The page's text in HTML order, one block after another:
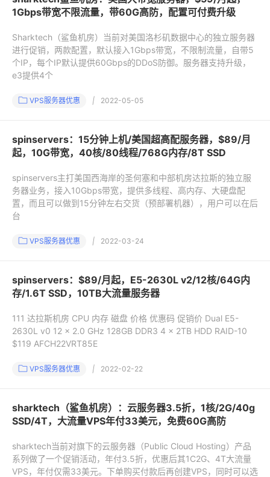
1Gbps带宽不限流量，带60G高防，配置可付费升级
Sharktech（鲨鱼机房）当前对美国洛杉矶数据中心的独立服务器
进行促销，两款配置，默认接入1Gbps带宽，不限制流量，自带5
个IP，每个IP默认提供60Gbps的DDoS防御。服务器支持升级，
e3提供4个
VPS服务器优惠 | 2022-05-05
spinservers：15分钟上机/美国超高配服务器，$89/月
起，10G带宽，40核/80线程/768G内存/8T SSD
spinservers主打美国西海岸的圣何塞和中部机房达拉斯的独立服
务器业务，接入10Gbps带宽，提供多线程、高内存、大硬盘配
置，而且可以做到15分钟左右交货（预部署机器），用户可以在后
台
VPS服务器优惠 | 2022-03-24
spinservers：$89/月起，E5-2630L v2/12核/64G内
存/1.6T SSD，10TB大流量服务器
111 达拉斯机房 CPU 内存 磁盘 价格 优惠码 促销价 Dual E5-
2630L v0 12 x 2.0 GHz 128GB DDR3 4 x 2TB HDD RAID-10
$119 AFCH22VRT85E
VPS服务器优惠 | 2022-02-22
sharktech（鲨鱼机房）：云服务器3.5折，1核/2G/40g
SSD/4T，大流量VPS年付33美元，免费60G高防
sharktech当前对旗下的云服务器（Public Cloud Hosting）产品
系列做了一个促销活动，年付3.5折，优惠后其1C2G、4T大流量
VPS，年付仅需33美元。下单购买付款后再创建VPS，同时可以选